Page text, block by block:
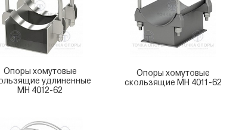
Опоры хомутовые
удлиненные
МН 4012-62
Опоры хомутовые
скользящие МН 4011-62